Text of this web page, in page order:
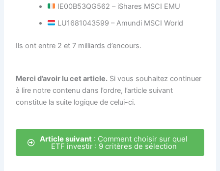
IE00B53QG562 – iShares MSCI EMU
LU1681043599 – Amundi MSCI World
Ils ont entre 2 et 7 milliards d’encours.
Merci d’avoir lu cet article. Si vous souhaitez continuer
à lire notre contenu dans l’ordre, l’article suivant
constitue la suite logique de celui-ci.
Article suivant : Comment choisir sur quel
ETF investir : 9 critères de sélection